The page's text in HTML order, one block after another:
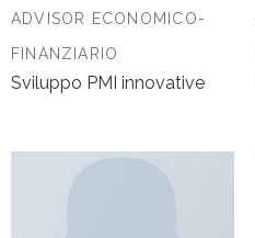
ADVISOR ECONOMICO-
FINANZIARIO
Sviluppo PMI innovative